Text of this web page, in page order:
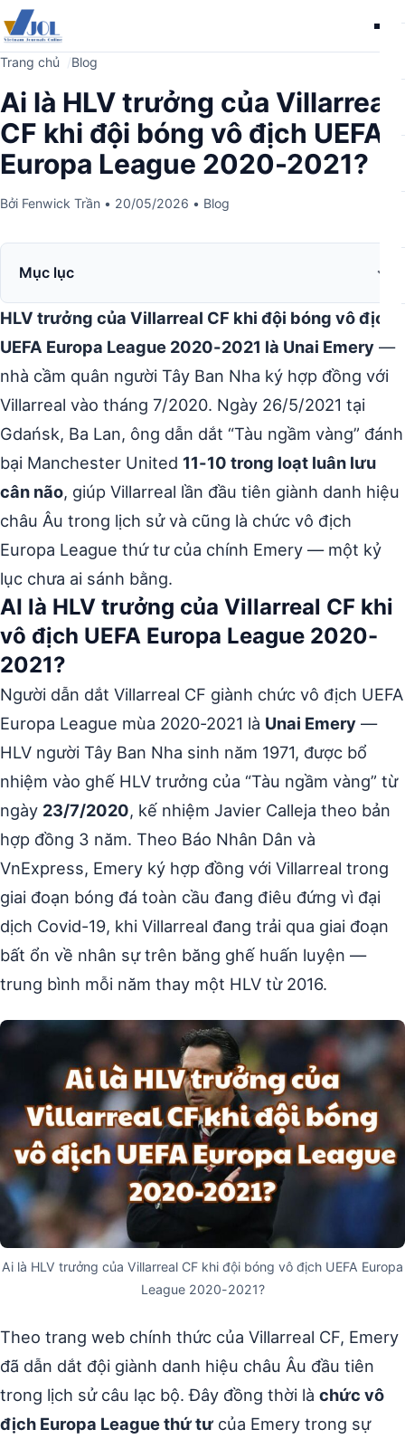
Trang chủ Blog
Ai là HLV trưởng của Villarreal
CF khi đội bóng vô địch UEFA
Europa League 2020-2021?
Bởi Fenwick Trần • 20/05/2026 • Blog
Mục lục
HLV trưởng của Villarreal CF khi đội bóng vô địch
UEFA Europa League 2020-2021 là Unai Emery —
nhà cầm quân người Tây Ban Nha ký hợp đồng với
Villarreal vào tháng 7/2020. Ngày 26/5/2021 tại
Gdańsk, Ba Lan, ông dẫn dắt “Tàu ngầm vàng” đánh
bại Manchester United 11-10 trong loạt luân lưu
cân não, giúp Villarreal lần đầu tiên giành danh hiệu
châu Âu trong lịch sử và cũng là chức vô địch
Europa League thứ tư của chính Emery — một kỷ
lục chưa ai sánh bằng.
AI là HLV trưởng của Villarreal CF khi
vô địch UEFA Europa League 2020-
2021?
Người dẫn dắt Villarreal CF giành chức vô địch UEFA
Europa League mùa 2020-2021 là Unai Emery —
HLV người Tây Ban Nha sinh năm 1971, được bổ
nhiệm vào ghế HLV trưởng của “Tàu ngầm vàng” từ
ngày 23/7/2020, kế nhiệm Javier Calleja theo bản
hợp đồng 3 năm. Theo Báo Nhân Dân và
VnExpress, Emery ký hợp đồng với Villarreal trong
giai đoạn bóng đá toàn cầu đang điêu đứng vì đại
dịch Covid-19, khi Villarreal đang trải qua giai đoạn
bất ổn về nhân sự trên băng ghế huấn luyện —
trung bình mỗi năm thay một HLV từ 2016.
Ai là HLV trưởng của Villarreal CF khi đội bóng vô địch UEFA Europa
League 2020-2021?
Theo trang web chính thức của Villarreal CF, Emery
đã dẫn dắt đội giành danh hiệu châu Âu đầu tiên
trong lịch sử câu lạc bộ. Đây đồng thời là chức vô
địch Europa League thứ tư của Emery trong sự